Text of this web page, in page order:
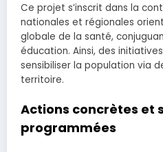
Ce projet s’inscrit dans la
nationales et régionales
globale de la santé,
éducation. Ainsi, des
sensibiliser la population via
territoire.
Actions concrètes et
programmées